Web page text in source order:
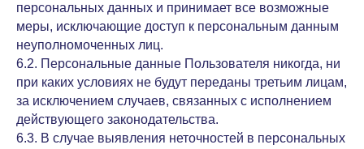
персональных данных и принимает все возможные
меры, исключающие доступ к персональным данным
неуполномоченных лиц.
6.2. Персональные данные Пользователя никогда, ни
при каких условиях не будут переданы третьим лицам,
за исключением случаев, связанных с исполнением
действующего законодательства.
6.3. В случае выявления неточностей в персональных